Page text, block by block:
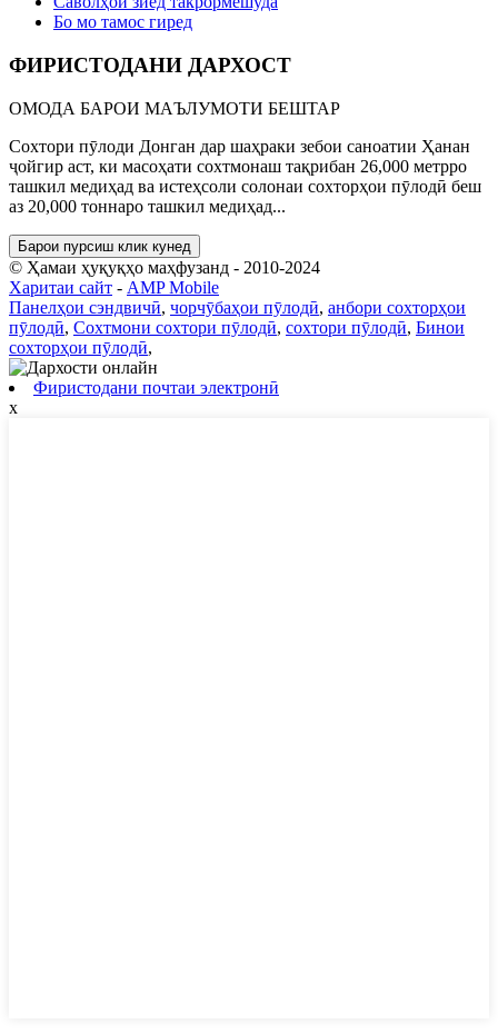
Бо мо тамос гиред
ФИРИСТОДАНИ ДАРХОСТ
ОМОДА БАРОИ МАЪЛУМОТИ БЕШТАР
Сохтори пӯлоди Донган дар шаҳраки зебои саноатии Ҳанан
ҷойгир аст, ки масоҳати сохтмонаш тақрибан 26,000 метрро
ташкил медиҳад ва истеҳсоли солонаи сохторҳои пӯлодӣ беш
аз 20,000 тоннаро ташкил медиҳад...
Барои пурсиш клик кунед
© Ҳамаи ҳуқуқҳо маҳфузанд - 2010-2024
Харитаи сайт - AMP Mobile
Панелҳои сэндвичӣ, чорчӯбаҳои пӯлодӣ, анбори сохторҳои
пӯлодӣ, Сохтмони сохтори пӯлодӣ, сохтори пӯлодӣ, Бинои
сохторҳои пӯлодӣ,
Фиристодани почтаи электронӣ
x